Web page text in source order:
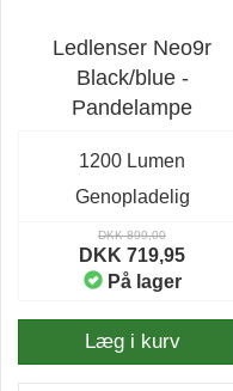
Ledlenser Neo9r
Black/blue -
Pandelampe
1200 Lumen
Genopladelig
DKK 899,00
DKK 719,95
På lager
Læg i kurv